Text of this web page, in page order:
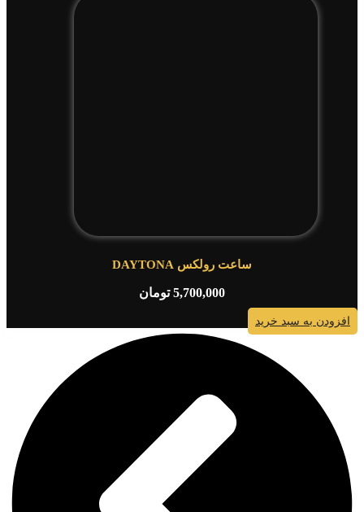
ساعت رولکس DAYTONA
5,700,000 تومان
افزودن به سبد خرید